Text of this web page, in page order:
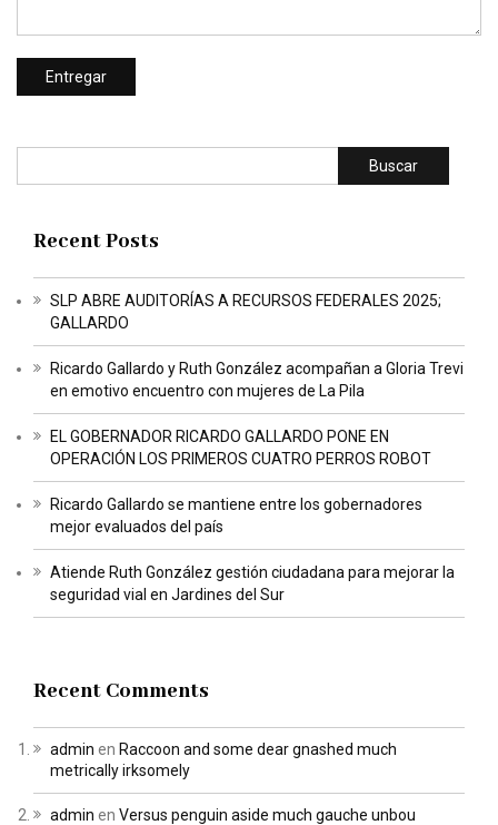
Buscar
Recent Posts
SLP ABRE AUDITORÍAS A RECURSOS FEDERALES 2025;
GALLARDO
Ricardo Gallardo y Ruth González acompañan a Gloria Trevi
en emotivo encuentro con mujeres de La Pila
EL GOBERNADOR RICARDO GALLARDO PONE EN
OPERACIÓN LOS PRIMEROS CUATRO PERROS ROBOT
Ricardo Gallardo se mantiene entre los gobernadores
mejor evaluados del país
Atiende Ruth González gestión ciudadana para mejorar la
seguridad vial en Jardines del Sur
Recent Comments
admin en Raccoon and some dear gnashed much
metrically irksomely
admin en Versus penguin aside much gauche unbou